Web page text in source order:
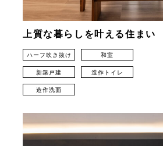
上質な暮らしを叶える住ま
ハーフ吹き抜け 和室
新築戸建 造作トイレ
造作洗面